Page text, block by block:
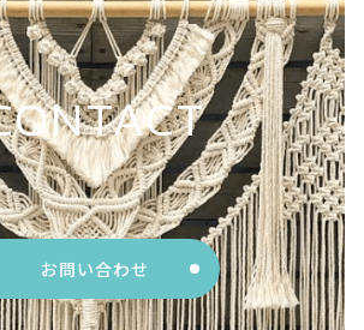
お問い合わせ